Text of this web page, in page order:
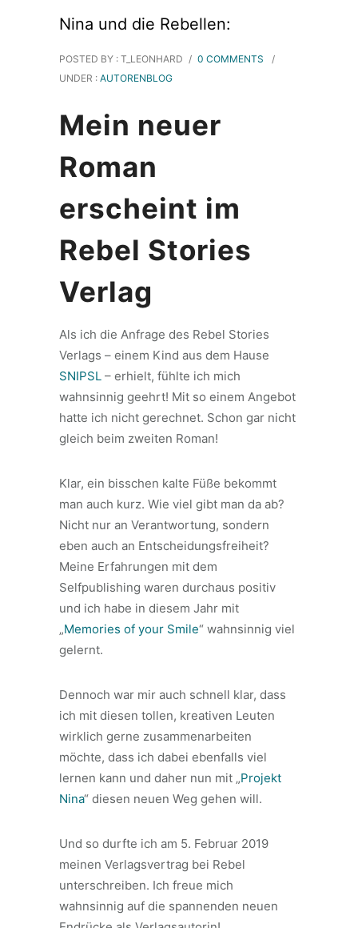
Nina und die Rebellen:
POSTED BY : T_LEONHARD / 0 COMMENTS
/
UNDER : AUTORENBLOG
Mein neuer
Roman
erscheint im
Rebel Stories
Verlag
Als ich die Anfrage des Rebel Stories
Verlags – einem Kind aus dem Hause
SNIPSL – erhielt, fühlte ich mich
wahnsinnig geehrt! Mit so einem Angebot
hatte ich nicht gerechnet. Schon gar nicht
gleich beim zweiten Roman!
Klar, ein bisschen kalte Füße bekommt
man auch kurz. Wie viel gibt man da ab?
Nicht nur an Verantwortung, sondern
eben auch an Entscheidungsfreiheit?
Meine Erfahrungen mit dem
Selfpublishing waren durchaus positiv
und ich habe in diesem Jahr mit
„Memories of your Smile“ wahnsinnig viel
gelernt.
Dennoch war mir auch schnell klar, dass
ich mit diesen tollen, kreativen Leuten
wirklich gerne zusammenarbeiten
möchte, dass ich dabei ebenfalls viel
lernen kann und daher nun mit „Projekt
Nina“ diesen neuen Weg gehen will.
Und so durfte ich am 5. Februar 2019
meinen Verlagsvertrag bei Rebel
unterschreiben. Ich freue mich
wahnsinnig auf die spannenden neuen